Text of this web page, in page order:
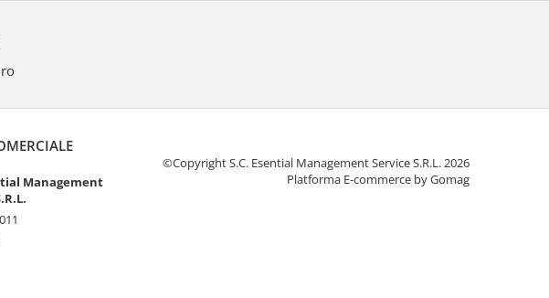
Management
©Copyright S.C. Esential Management Service S.R.L. 2026
Platforma E-commerce by Gomag